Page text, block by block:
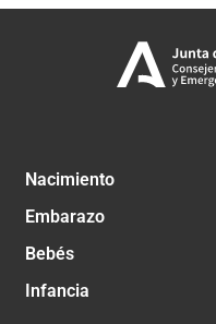
Nacimiento
Embarazo
Bebés
Infancia